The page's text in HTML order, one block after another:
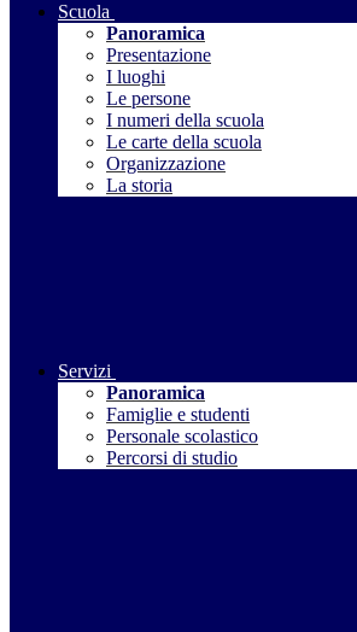
Scuola
Panoramica
Presentazione
I luoghi
Le persone
I numeri della scuola
Le carte della scuola
Organizzazione
La storia
Servizi
Panoramica
Famiglie e studenti
Personale scolastico
Percorsi di studio